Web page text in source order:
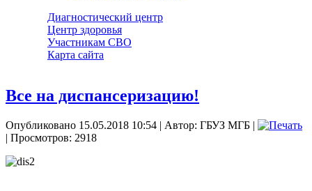
Диагностический центр
Центр здоровья
Участникам СВО
Карта сайта
Все на диспансеризацию!
Опубликовано 15.05.2018 10:54 | Автор: ГБУЗ МГБ |
| Просмотров: 2918